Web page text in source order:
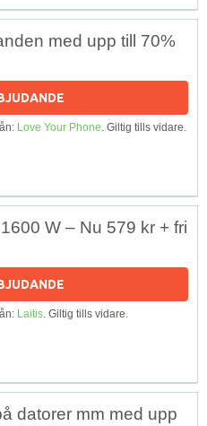
med upp till 70%
Love Your Phone. Giltig tills vidare.
W – Nu 579 kr + fri
Laitis. Giltig tills vidare.
datorer mm med upp